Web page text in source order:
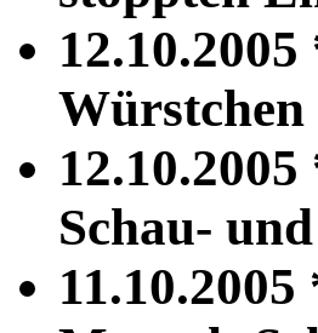
12.10.2005
Würstchen
12.10.2005
Schau-
11.10.2005